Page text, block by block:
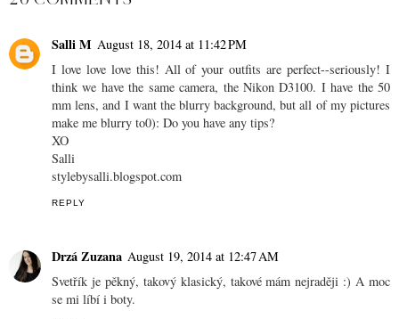
Salli M August 18, 2014 at 11:42 PM
I love love love this! All of your outfits are perfect--seriously! I
think we have the same camera, the Nikon D3100. I have the 50
mm lens, and I want the blurry background, but all of my pictures
make me blurry to0): Do you have any tips?
XO
Salli
stylebysalli.blogspot.com
REPLY
Drzá Zuzana August 19, 2014 at 12:47 AM
Svetřík je pěkný, takový klasický, takové mám nejraději :) A moc
se mi líbí i boty.